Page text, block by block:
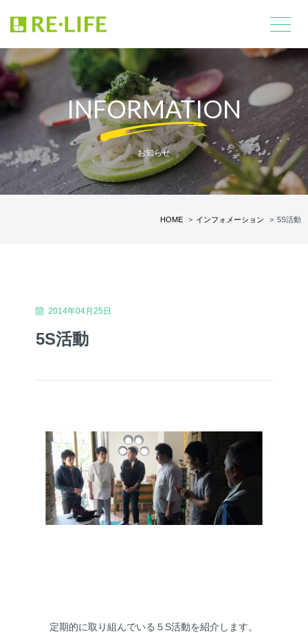
INFORMATION
お知らせ
HOME インフォメーション 5S活動
2014年04月25日
5S活動
定期的に取り組んでいる５S活動を紹介します。